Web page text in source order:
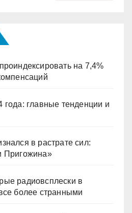
на 7,4%
года: главные тенденции и
в растрате сил:
Пригожина»
радиовсплески в
более странными